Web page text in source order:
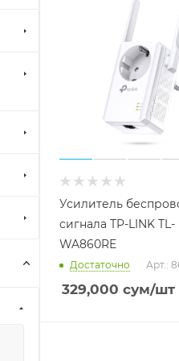
Усилитель
сигнала TP-LINK TL-
WA860RE
Достаточно Арт.:
329,000 сум/шт
Системный
Белая сборка
Игровые
Офисные
Мини PC
Веб камеры
Внешние
Мышки
Наушники
Флеш память
Macbook
Игровые
Нетбуки
Ультрабуки
Офисные
Цифровые
Зеркальные